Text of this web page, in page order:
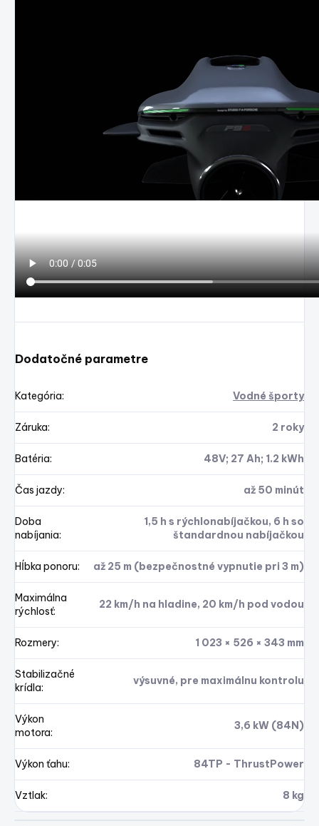
Dodatočné parametre
Kategória: Vodné športy
Záruka: 2 roky
Batéria: 48V; 27 Ah; 1.2 kWh
Čas jazdy: až 50 minút
Doba
nabíjania:
1,5 h s rýchlonabíjačkou, 6 h so
štandardnou nabíjačkou
Hĺbka ponoru: až 25 m (bezpečnostné vypnutie pri 3 m)
Maximálna
rýchlosť:
22 km/h na hladine, 20 km/h pod vodou
Rozmery: 1 023 × 526 × 343 mm
Stabilizačné
krídla:
výsuvné, pre maximálnu kontrolu
Výkon
motora:
3,6 kW (84N)
Výkon ťahu: 84TP - ThrustPower
Vztlak: 8 kg